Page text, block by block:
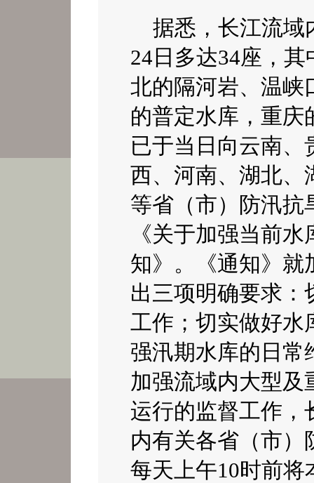
据悉，长江流域
24日多达34座，
北的隔河岩、温峡
的普定水库，重庆
已于当日 向云南、
西、河南、湖北、
等省（市）防汛抗
《关于加强当前
知》。《通知》就
出三项明确要求：
工作；切实做好水
强汛期水库的日常
加强流域内大型及
运行的监督工作，
内有关各省（市）
每天上午10时前将